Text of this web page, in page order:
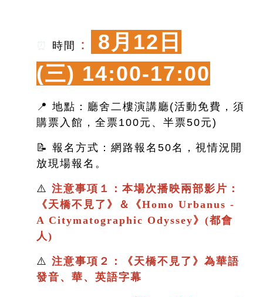
時間 ：
8月12日
(三) 14:00-17:00
📍 地點：廳舍二樓演講廳(活動免費，須
購票入館，全票100元、半票50元)
📝 報名方式：網路報名50名，視情況開
放現場報名。
⚠️ 注意事項１：本場次播映兩部影片：
《天橋不見了 》＆ 《Homo Urbanus -
A Citymatographic Odyssey》(都會
人)
⚠️ 注意事項２： 《天橋不見了 》 為華語
發音、華、英語字幕